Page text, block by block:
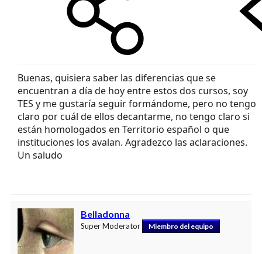
Buenas, quisiera saber las diferencias que se
encuentran a día de hoy entre estos dos cursos, soy
TES y me gustaría seguir formándome, pero no tengo
claro por cuál de ellos decantarme, no tengo claro si
están homologados en Territorio español o que
instituciones los avalan. Agradezco las aclaraciones.
Un saludo
Belladonna
Super Moderator Miembro del equipo